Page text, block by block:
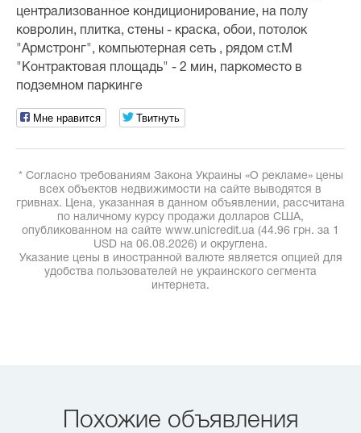
централизованное кондиционирование, на полу
ковролин, плитка, стены - краска, обои, потолок
"Армстронг", компьютерная сеть , рядом ст.М
"Контрактовая площадь" - 2 мин, паркоместо в
подземном паркинге
Мне нравится Твитнуть
* Согласно требованиям Закона Украины «О рекламе» цены
всех объектов недвижимости на сайте выводятся в
гривнах. Цена, указанная в данном объявлении, рассчитана
по наличному курсу продажи долларов США,
опубликованном на сайте www.unicredit.ua (44.96 грн. за 1
USD на 06.08.2026) и округлена.
Указание цены в иностранной валюте является опцией для
удобства пользователей не украинского сегмента
интернета.
Похожие объявления